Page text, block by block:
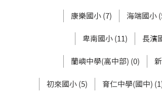
康樂國小 (7) 海端國小
卑南國小 (11) 長濱
蘭嶼中學(高中部) (0)
初來國小 (5) 育仁中學(國中)